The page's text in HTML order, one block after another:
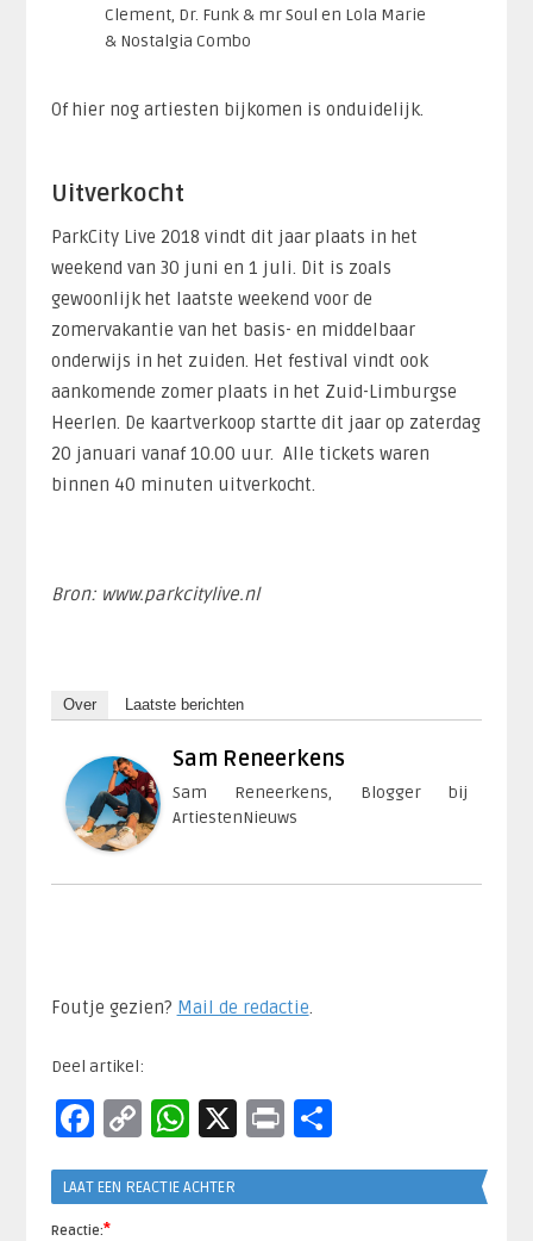
Clement, Dr. Funk & mr Soul en Lola Marie
& Nostalgia Combo
Of hier nog artiesten bijkomen is onduidelijk.
Uitverkocht
ParkCity Live 2018 vindt dit jaar plaats in het
weekend van 30 juni en 1 juli. Dit is zoals
gewoonlijk het laatste weekend voor de
zomervakantie van het basis- en middelbaar
onderwijs in het zuiden. Het festival vindt ook
aankomende zomer plaats in het Zuid-Limburgse
Heerlen. De kaartverkoop startte dit jaar op zaterdag
20 januari vanaf 10.00 uur. Alle tickets waren
binnen 40 minuten uitverkocht.
Bron: www.parkcitylive.nl
Over Laatste berichten
Sam Reneerkens
Sam Reneerkens, Blogger bij
ArtiestenNieuws
Foutje gezien? Mail de redactie.​
Deel artikel:
Facebook
CopyWhatsApp
X PrintDelen
LAAT EEN REACTIE ACHTER
Reactie:*